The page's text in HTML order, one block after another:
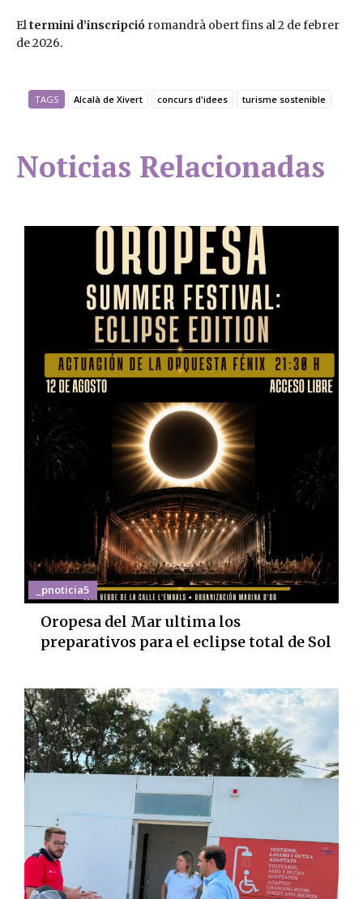
Eltermini d’inscripció romandrà obert fins al 2 de febrer
de 2026.
TAGS Alcalà de Xivert concurs d'idees turisme sostenible
Noticias Relacionadas
_pnoticia5
Oropesa del Mar ultima los
preparativos para el eclipse total de Sol